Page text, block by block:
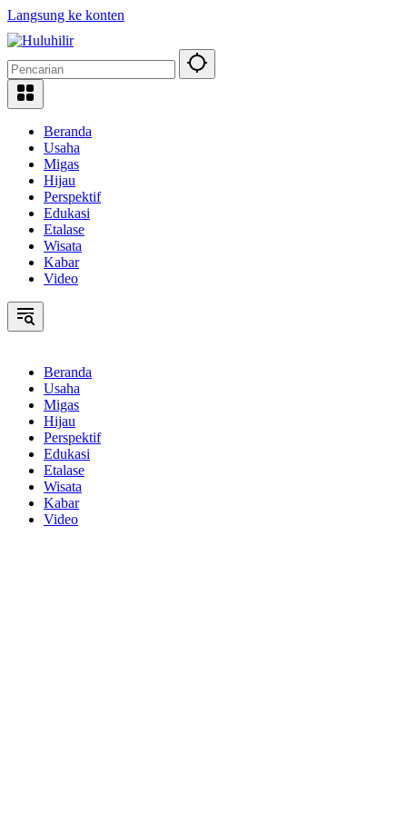
Langsung ke konten
Beranda
Usaha
Migas
Hijau
Perspektif
Edukasi
Etalase
Wisata
Kabar
Video
Beranda
Usaha
Migas
Hijau
Perspektif
Edukasi
Etalase
Wisata
Kabar
Video